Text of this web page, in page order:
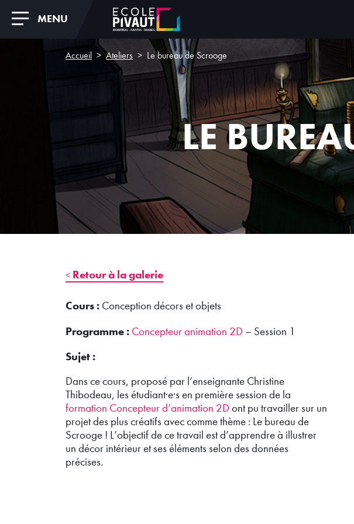
MENU
LE
Accueil Ateliers Le bureau de Scrooge
Retour à la galerie
Cours : Conception décors et objets
Programme : Concepteur animation 2D – Session 1
Sujet :
Dans ce cours, proposé par l’enseignante Christine
Thibodeau, les étudiant·e·s en première session de la
formation Concepteur d’animation 2D ont pu travailler sur un
projet des plus créatifs avec comme thème : Le bureau de
Scrooge ! L’objectif de ce travail est d’apprendre à illustrer
un décor intérieur et ses éléments selon des données
précises.